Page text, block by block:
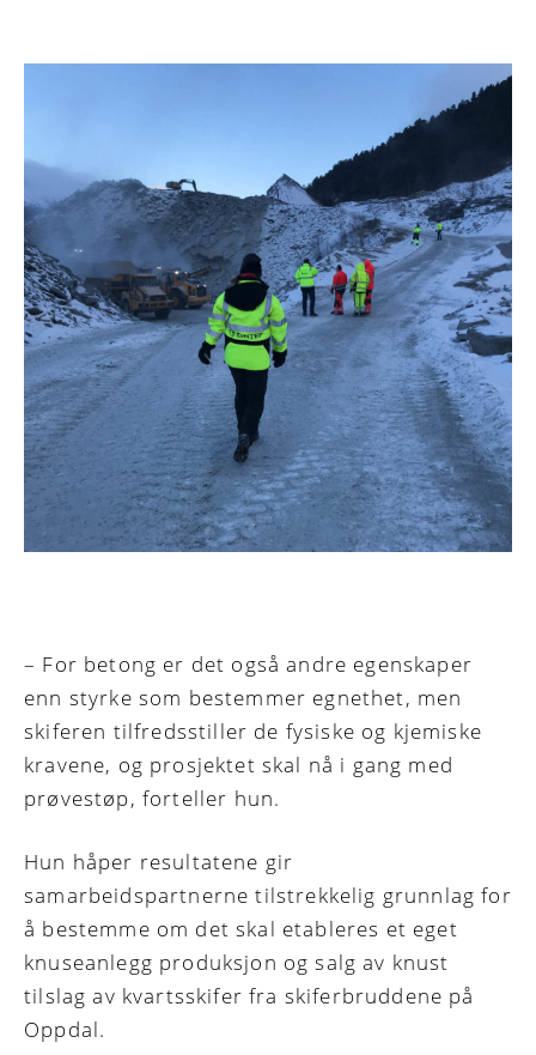
– For betong er det også andre egenskaper
enn styrke som bestemmer egnethet, men
skiferen tilfredsstiller de fysiske og kjemiske
kravene, og prosjektet skal nå i gang med
prøvestøp, forteller hun.
Hun håper resultatene gir
samarbeidspartnerne tilstrekkelig grunnlag for
å bestemme om det skal etableres et eget
knuseanlegg produksjon og salg av knust
tilslag av kvartsskifer fra skiferbruddene på
Oppdal.